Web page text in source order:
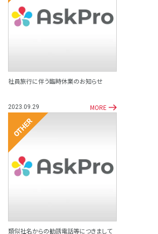
その他
社員旅行に伴う臨時休業のお知らせ
2023.09.29 MORE
その他
類似社名からの勧誘電話等につきまして